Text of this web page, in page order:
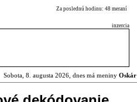
Za poslednú hodinu: 48 meraní
inzercia
Sobota, 8. augusta 2026, dnes má meniny Oskár